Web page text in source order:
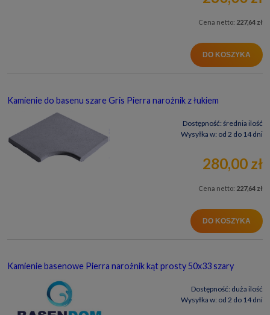
Cena netto: 227,64 zł
DO KOSZYKA
Kamienie do basenu szare Gris Pierra narożnik z łukiem
Dostępność: średnia ilość
Wysyłka w: od 2 do 14 dni
280,00 zł
Cena netto: 227,64 zł
DO KOSZYKA
Kamienie basenowe Pierra narożnik kąt prosty 50x33 szary
Dostępność: duża ilość
Wysyłka w: od 2 do 14 dni